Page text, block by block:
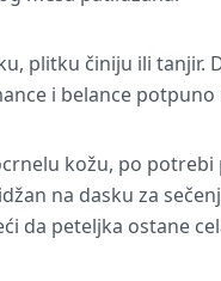
plitku činiju ili tanjir.
i belance
kožu, po
na dasku za
da peteljka ostane